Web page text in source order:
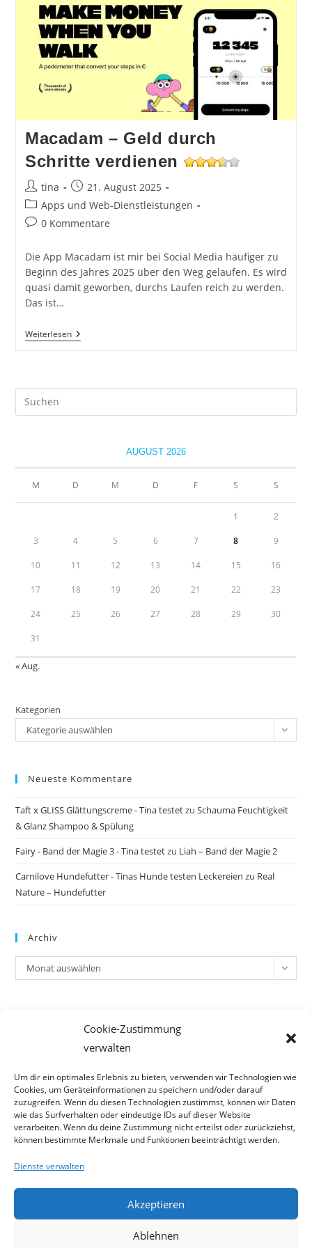
Cookie-Zustimmung
verwalten
Um dir ein optimales Erlebnis zu bieten, verwenden wir Technologien wie
Cookies, um Geräteinformationen zu speichern und/oder darauf
zuzugreifen. Wenn du diesen Technologien zustimmst, können wir Daten
wie das Surfverhalten oder eindeutige IDs auf dieser Website
verarbeiten. Wenn du deine Zustimmung nicht erteilst oder zurückziehst,
können bestimmte Merkmale und Funktionen beeinträchtigt werden.
Dienste verwalten
Akzeptieren
Ablehnen
Macadam – Geld durch
Schritte verdienen
Beitrags-
Autor:
tina
Beitrag
veröffentlicht:
21. August 2025
Beitrags-
Kategorie:
Apps und Web-Dienstleistungen
Beitrags-
0 Kommentare
Die App Macadam ist mir bei Social Media häufiger zu
Beginn des Jahres 2025 über den Weg gelaufen. Es wird
quasi damit geworben, durchs Laufen reich zu werden.
Das ist…
WeiterlesenMacadam
–
Verdienen
AUGUST 2026
M D M D F S S
1 2
3 4 5 6 7 8 9
10 11 12 13 14 15 16
17 18 19 20 21 22 23
24 25 26 27 28 29 30
31
« Aug.
Kategorien
Kategorie auswählen
Neueste Kommentare
Taft x GLISS Glättungscreme - Tina testetzuSchauma Feuchtigkeit
& Glanz Shampoo & Spülung
Fairy - Band der Magie 3 - Tina testetzu Liah – Band der Magie 2
Carnilove Hundefutter - Tinas Hunde testen Leckereien zu Real
Nature – Hundefutter
Archiv
Archiv
Monat auswählen
Kommentar-Feed
WordPress.org